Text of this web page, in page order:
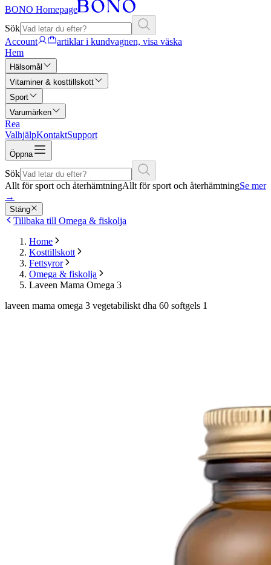
BONO Homepage
Sök
Account
artiklar i kundvagnen, visa väska
Hem
Hälsomål
Vitaminer & kosttillskott
Sport
Varumärken
Rea
ValhjälpKontaktSupport
Öppna
Sök
Allt för sport och återhämtningAllt för sport och återhämtningSe mer
→
Stäng
Tillbaka till Omega & fiskolja
Home
Kosttillskott
Fettsyror
Omega & fiskolja
Laveen Mama Omega 3
laveen mama omega 3 vegetabiliskt dha 60 softgels 1